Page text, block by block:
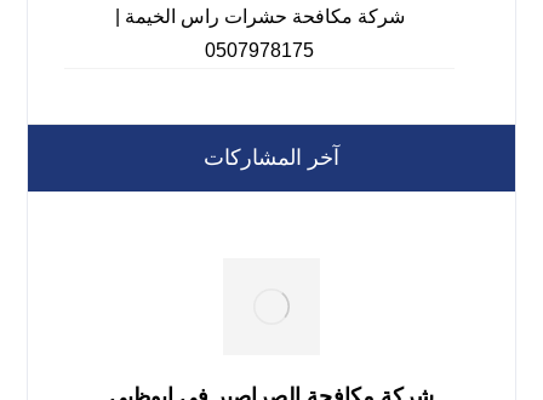
شركة مكافحة حشرات راس الخيمة |
0507978175
آخر المشاركات